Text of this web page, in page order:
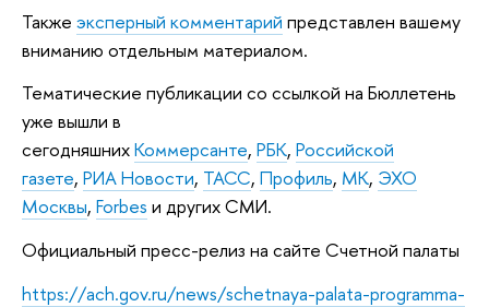
Также эксперный комментарий представлен вашему
вниманию отдельным материалом.
Тематические публикации со ссылкой на Бюллетень
уже вышли в
сегодняшнихКоммерсанте, РБК, Российской
газете, РИА Новости, ТАСС, Профиль, МК, ЭХО
Москвы, Forbes и других СМИ.
Официальный пресс-релиз на сайте Счетной палаты
https://ach.gov.ru/news/schetnaya-palata-programma-